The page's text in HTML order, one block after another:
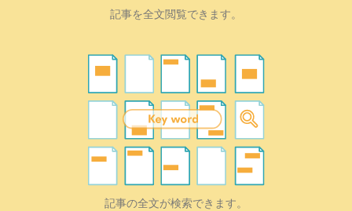
記事を全文閲覧できます。
記事の全文が検索できます。